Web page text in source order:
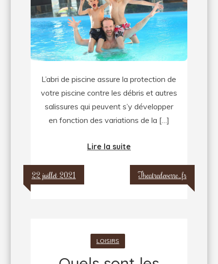
abri
de
piscine
?
L’abri de piscine assure la protection de
votre piscine contre les débris et autres
salissures qui peuvent s’y développer
en fonction des variations de la […]
Lire la suite
22 juillet 2021 Theatredeverre_fr
LOISIRS